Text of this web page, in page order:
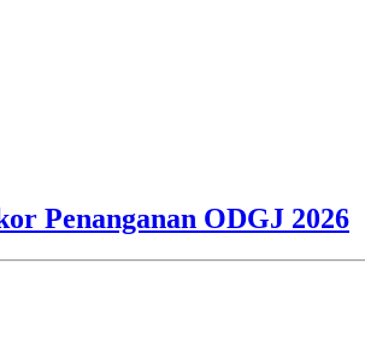
Penanganan ODGJ 2026